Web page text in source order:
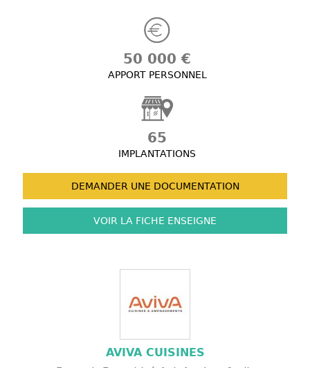
50 000 €
APPORT PERSONNEL
65
IMPLANTATIONS
DEMANDER UNE DOCUMENTATION
VOIR LA FICHE ENSEIGNE
AVIVA CUISINES